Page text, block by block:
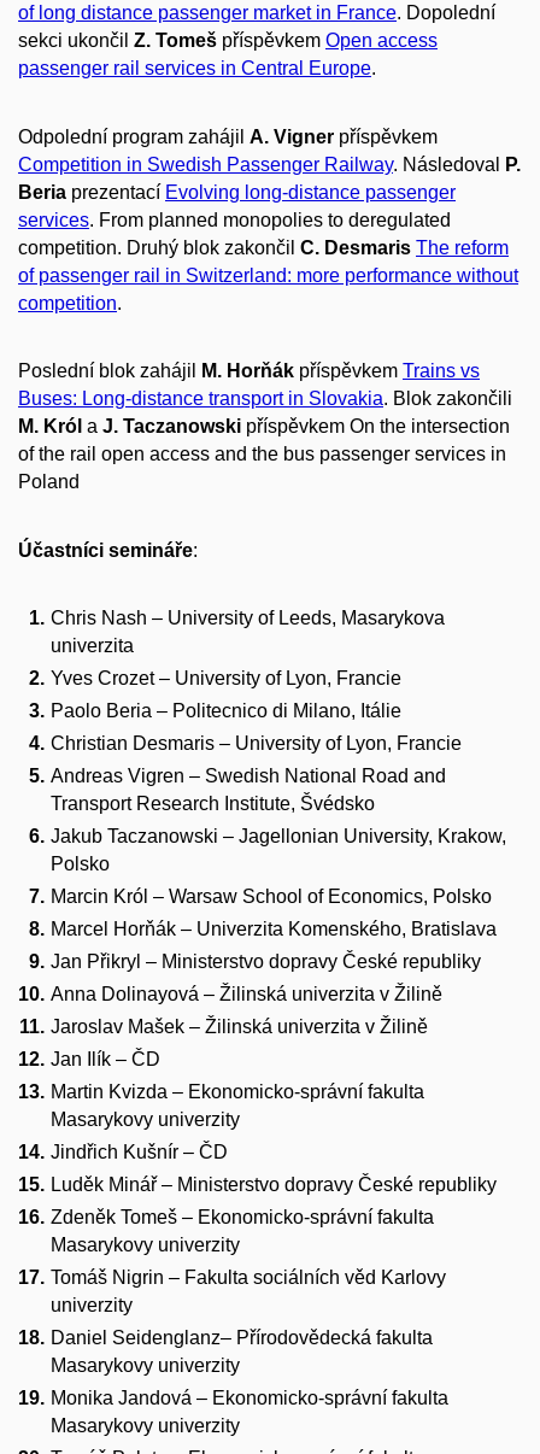
of long distance passenger market in France. Dopolední
sekci ukončil Z. Tomeš příspěvkem Open access
passenger rail services in Central Europe.
Odpolední program zahájil A. Vigner příspěvkem
Competition in Swedish Passenger Railway. Následoval
P.
Beria prezentací Evolving long-distance passenger
services. From planned monopolies to deregulated
competition. Druhý blok zakončil C. Desmaris The reform
of passenger rail in Switzerland: more performance without
competition.
Poslední blok zahájil M. Horňák příspěvkem Trains vs
Buses: Long-distance transport in Slovakia. Blok zakončili
M. Król a J. Taczanowski příspěvkem On the intersection
of the rail open access and the bus passenger services in
Poland
Účastníci semináře:
Chris Nash – University of Leeds, Masarykova
univerzita
Yves Crozet – University of Lyon, Francie
Paolo Beria – Politecnico di Milano, Itálie
Christian Desmaris – University of Lyon, Francie
Andreas Vigren – Swedish National Road and
Transport Research Institute, Švédsko
Jakub Taczanowski – Jagellonian University, Krakow,
Polsko
Marcin Król – Warsaw School of Economics, Polsko
Marcel Horňák – Univerzita Komenského, Bratislava
Jan Přikryl – Ministerstvo dopravy České republiky
Anna Dolinayová – Žilinská univerzita v Žilině
Jaroslav Mašek – Žilinská univerzita v Žilině
Jan Ilík – ČD
Martin Kvizda – Ekonomicko-správní fakulta
Masarykovy univerzity
Jindřich Kušnír – ČD
Luděk Minář – Ministerstvo dopravy České republiky
Zdeněk Tomeš – Ekonomicko-správní fakulta
Masarykovy univerzity
Tomáš Nigrin – Fakulta sociálních věd Karlovy
univerzity
Daniel Seidenglanz– Přírodovědecká fakulta
Masarykovy univerzity
Monika Jandová – Ekonomicko-správní fakulta
Masarykovy univerzity